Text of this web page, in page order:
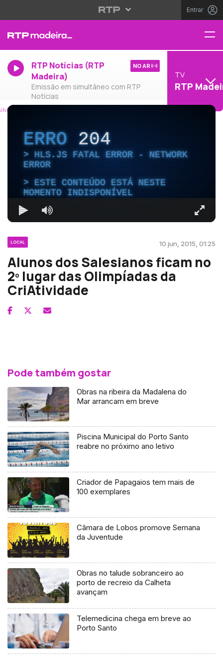
Entrar
RTP Notícias (RTP
Madeira)
Emissão em simultâneo com RTP
Notícias
NO AR
TV
RTP
ERRO204
HLS.JS FATAL ERROR - NETWORK
ERROR
ESTE CONTEÚDO ESTÁ NESTE
MOMENTO INDISPONÍVEL
LOCAL 10 jun, 2015, 01:25
Alunos dos Salesianos ficam no
2º lugar das Olimpíadas da
CriAtividade
Pode também gostar
Obras na ribeira da Madalena do
Mar arrancam em breve
Piscina Municipal do Porto Santo
reabre no próximo ano letivo
Criador de Papagaios tem mais de
100 exemplares
Câmara de Lobos promove Semana
da Juventude
Obras no talude sobranceiro ao
porto de recreio da Calheta
avançam
Telemedicina chega em breve ao
Porto Santo